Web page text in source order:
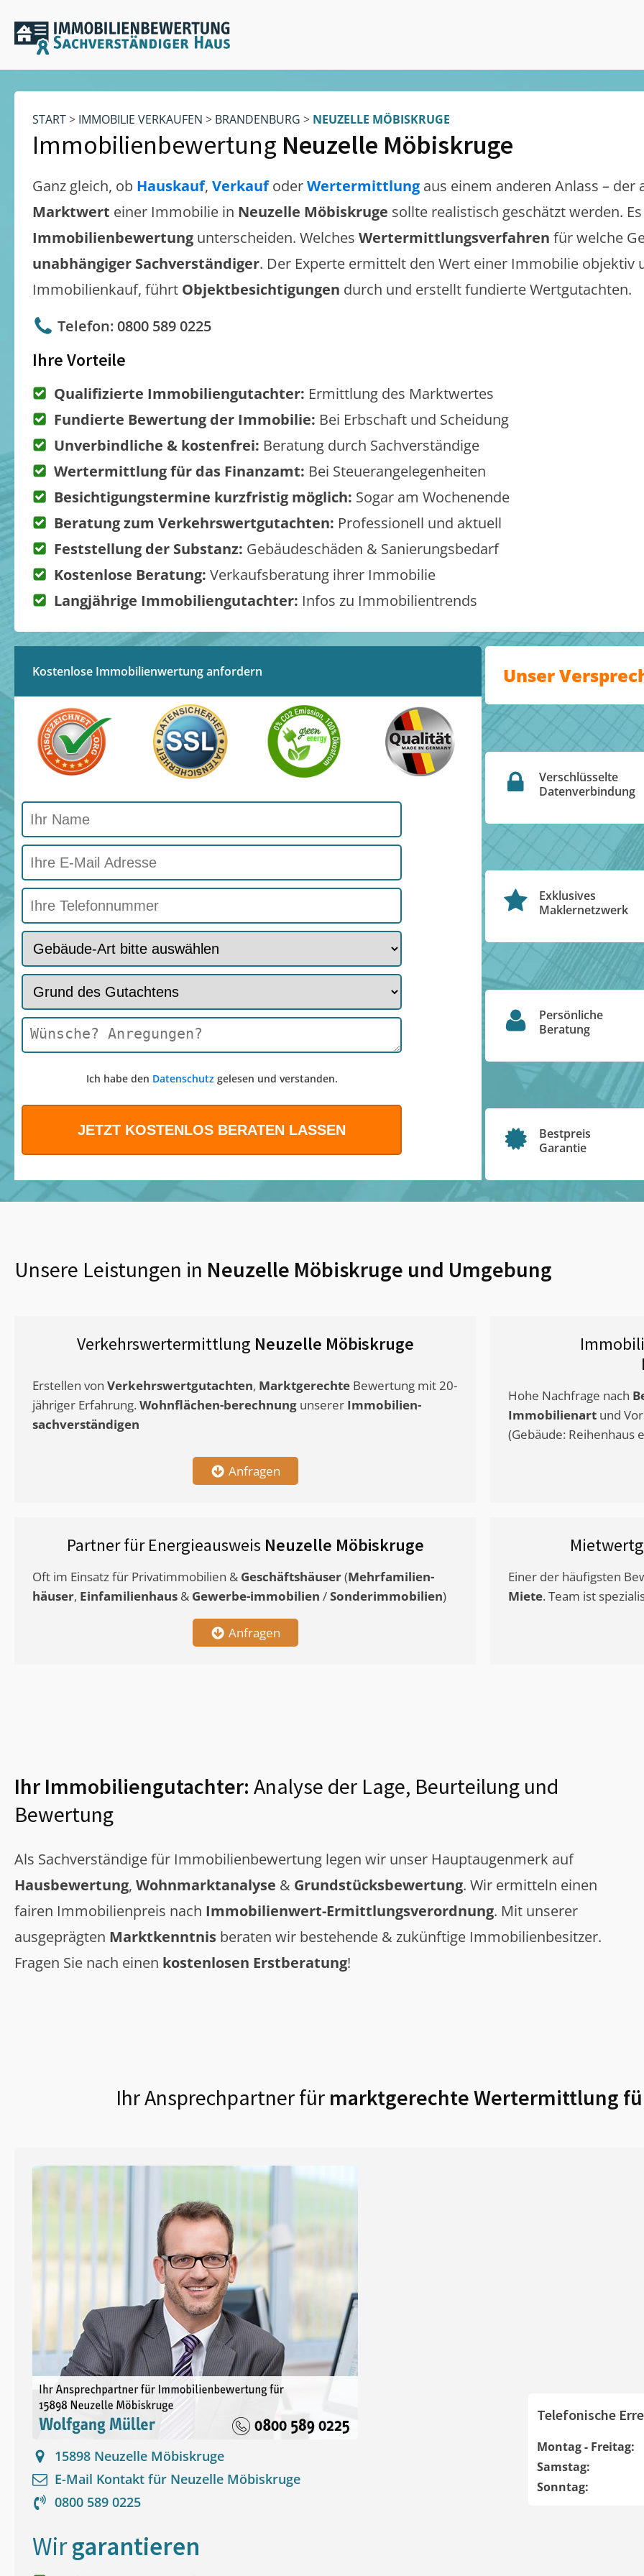
START> IMMOBILIE VERKAUFEN > BRANDENBURG > NEUZELLE MÖBISKRUGE
Immobilienbewertung Neuzelle Möbiskruge
Ganz gleich, ob Hauskauf, VerkaufoderWertermittlung aus einem anderen Anlass – der
Marktwert einer Immobilie in Neuzelle Möbiskruge sollte realistisch geschätzt werden.
Immobilienbewertung unterscheiden. Welches Wertermittlungsverfahren für welche
unabhängiger Sachverständiger. Der Experte ermittelt den Wert einer Immobilie objektiv
Immobilienkauf, führt Objektbesichtigungen durch und erstellt fundierte Wertgutachten.
Telefon: 0800 589 0225
Ihre Vorteile
Qualifizierte Immobiliengutachter: Ermittlung des Marktwertes
Fundierte Bewertung der Immobilie: Bei Erbschaft und Scheidung
Unverbindliche & kostenfrei: Beratung durch Sachverständige
Wertermittlung für das Finanzamt: Bei Steuerangelegenheiten
Besichtigungstermine kurzfristig möglich: Sogar am Wochenende
Beratung zum Verkehrswertgutachten: Professionell und aktuell
Feststellung der Substanz: Gebäudeschäden & Sanierungsbedarf
Kostenlose Beratung: Verkaufsberatung ihrer Immobilie
Langjährige Immobiliengutachter: Infos zu Immobilientrends
Kostenlose Immobilienwertung anfordern
Ich habe den Datenschutzgelesen und verstanden.
Unser
Verschlüsselte
Datenverbindung
Exklusives
Maklernetzwerk
Persönliche
Beratung
Bestpreis
Garantie
Unsere Leistungen in Neuzelle Möbiskruge und Umgebung
Verkehrswertermittlung Neuzelle Möbiskruge
Erstellen von Verkehrswertgutachten, Marktgerechte Bewertung mit 20-
jähriger Erfahrung. Wohnflächen-berechnung unserer Immobilien-
sachverständigen
Anfragen
Hohe Nachfrage nach
Immobilienart und
(Gebäude: Reihenhaus
Partner für Energieausweis Neuzelle Möbiskruge
Oft im Einsatz für Privatimmobilien & Geschäftshäuser(Mehrfamilien-
häuser, Einfamilienhaus & Gewerbe-immobilien /Sonderimmobilien)
Anfragen
Einer der häufigsten
Miete. Team ist
Ihr Immobiliengutachter: Analyse der Lage, Beurteilung und
Bewertung
Als Sachverständige für Immobilienbewertung legen wir unser Hauptaugenmerk auf
Hausbewertung, Wohnmarktanalyse & Grundstücksbewertung. Wir ermitteln einen
fairen Immobilienpreis nach Immobilienwert-Ermittlungsverordnung. Mit unserer
ausgeprägten Marktkenntnis beraten wir bestehende & zukünftige Immobilienbesitzer.
Fragen Sie nach einen kostenlosen Erstberatung!
Ihr Ansprechpartner fürmarktgerechte Wertermittlung
15898 Neuzelle Möbiskruge
E-Mail Kontakt für Neuzelle Möbiskruge
0800 589 0225
Telefonische
Montag - Freitag:
Samstag:
Sonntag:
Wirgarantieren